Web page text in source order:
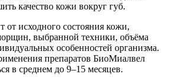
качество кожи вокруг губ.
от исходного состояния кожи,
выбранной техники, объёма
особенностей организма.
препаратов БиоМиалвел
в среднем до 9–15 месяцев.